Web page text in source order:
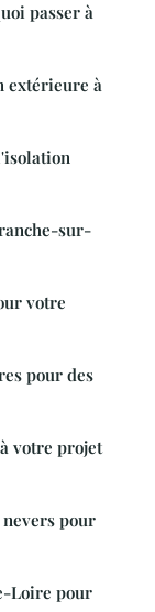
passer à
extérieure à
sur-
votre
pour des
votre projet
pour
Loire pour